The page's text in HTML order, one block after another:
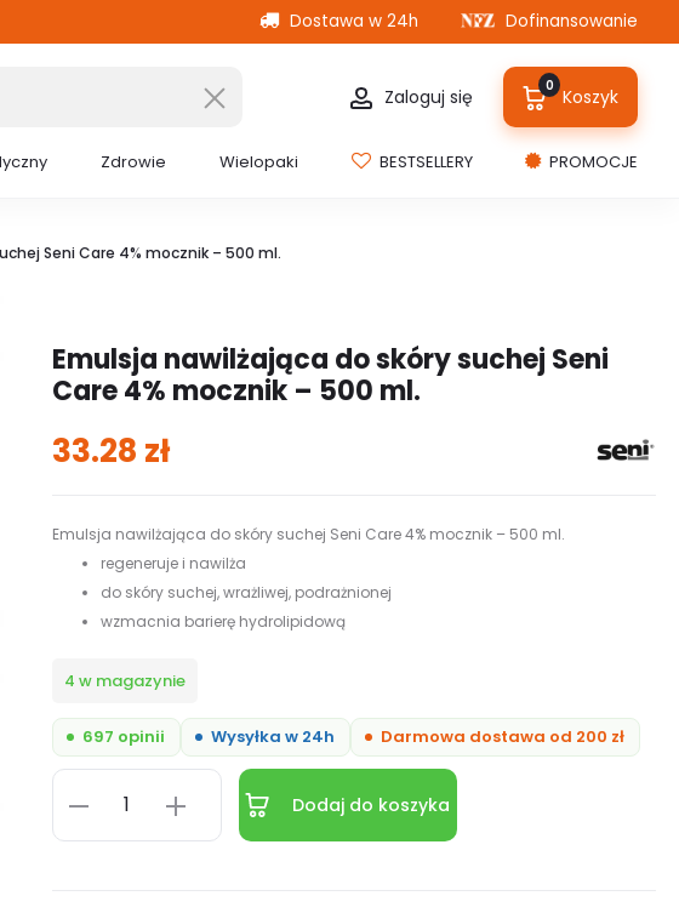
Dostawa w 24h Dofinansowanie
Zaloguj się 0 Koszyk
Zdrowie Wielopaki BESTSELLERY PROMOCJE
Seni Care 4% mocznik – 500 ml.
Emulsja nawilżająca do skóry suchej Seni
Care 4% mocznik – 500 ml.
33.28 zł
Emulsja nawilżająca do skóry suchej Seni Care 4% mocznik – 500 ml.
regeneruje i nawilża
do skóry suchej, wrażliwej, podrażnionej
wzmacnia barierę hydrolipidową
4 w magazynie
697 opinii Wysyłka w 24h Darmowa dostawa od 200 zł
Dodaj do koszyka